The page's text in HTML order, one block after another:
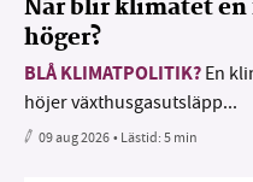
När blir klimatet en
höger?
BLÅ KLIMATPOLITIK? En
höjer växthusgasutsläpp...
09 aug 2026• Lästid:5 min